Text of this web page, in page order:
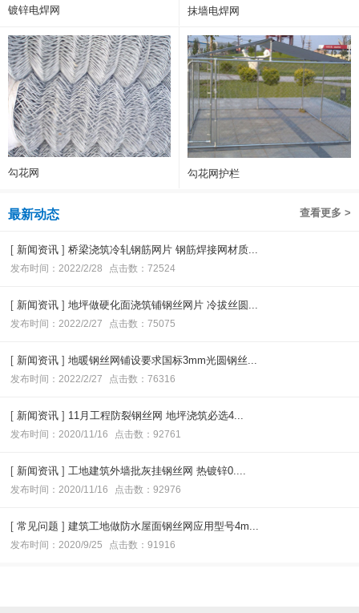
镀锌电焊网 抹墙电焊网
勾花网 勾花网护栏
查看更多 >
最新动态
[ 新闻资讯 ] 桥梁浇筑冷轧钢筋网片 钢筋焊接网材质...
发布时间：2022/2/28 点击数：72524
[ 新闻资讯 ] 地坪做硬化面浇筑铺钢丝网片 冷拔丝圆...
发布时间：2022/2/27 点击数：75075
[ 新闻资讯 ] 地暖钢丝网铺设要求国标3mm光圆钢丝...
发布时间：2022/2/27 点击数：76316
[ 新闻资讯 ] 11月工程防裂钢丝网 地坪浇筑必选4...
发布时间：2020/11/16 点击数：92761
[ 新闻资讯 ] 工地建筑外墙批灰挂钢丝网 热镀锌0....
发布时间：2020/11/16 点击数：92976
[ 常见问题 ] 建筑工地做防水屋面钢丝网应用型号4m...
发布时间：2020/9/25 点击数：91916